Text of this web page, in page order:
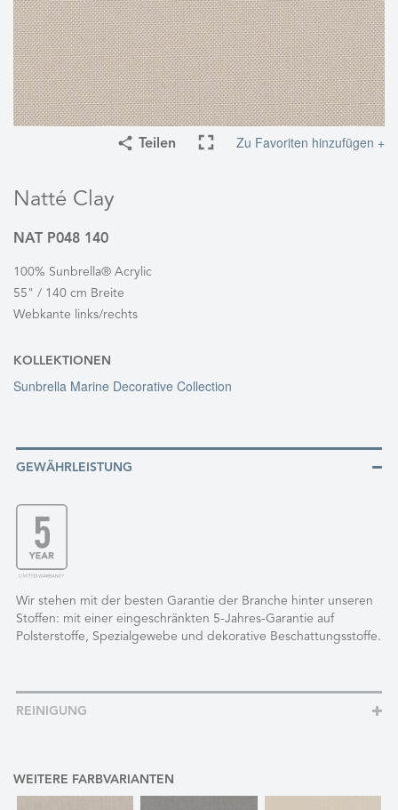
Teilen Zu Favoriten hinzufügen +
Natté Clay
NAT P048 140
100% Sunbrella® Acrylic
55" / 140 cm Breite
Webkante links/rechts
KOLLEKTIONEN
Sunbrella Marine Decorative Collection
GEWÄHRLEISTUNG
Wir stehen mit der besten Garantie der Branche hinter unseren
Stoffen: mit einer eingeschränkten 5-Jahres-Garantie auf
Polsterstoffe, Spezialgewebe und dekorative Beschattungsstoffe.
REINIGUNG
WEITERE FARBVARIANTEN